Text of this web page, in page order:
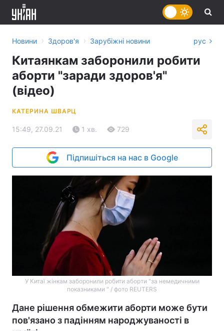
Новини › Здоров'я › Зарубіжні новини рус
Китаянкам заборонили робити
аборти "заради здоров'я"
(відео)
КАТЕРИНА ШВАРЦ
15:49, 27.09.21 1 хв. 729
Підпишіться на нас в Google
У Китаї жінкам заборонили робити аборти "за немедичними
показниками " / фото REUTERS
Дане рішення обмежити аборти може бути
пов'язано з падінням народжуваності в